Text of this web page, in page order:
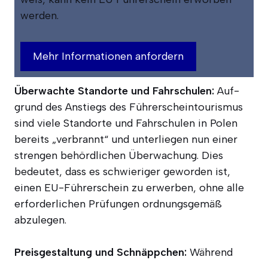
werden.
Über­wach­te Stand­or­te und Fahr­schu­len: Auf­
grund des Anstiegs des Füh­rer­schein­tou­ris­mus
sind vie­le Stand­or­te und Fahr­schu­len in Polen
bereits „ver­brannt“ und unter­lie­gen nun einer
stren­gen behörd­li­chen Über­wa­chung. Dies
bedeu­tet, dass es schwie­ri­ger gewor­den ist,
einen EU-Füh­rer­schein zu erwer­ben, ohne alle
erfor­der­li­chen Prü­fun­gen ord­nungs­ge­mäß
abzulegen.
Preis­ge­stal­tung und Schnäpp­chen: Wäh­rend